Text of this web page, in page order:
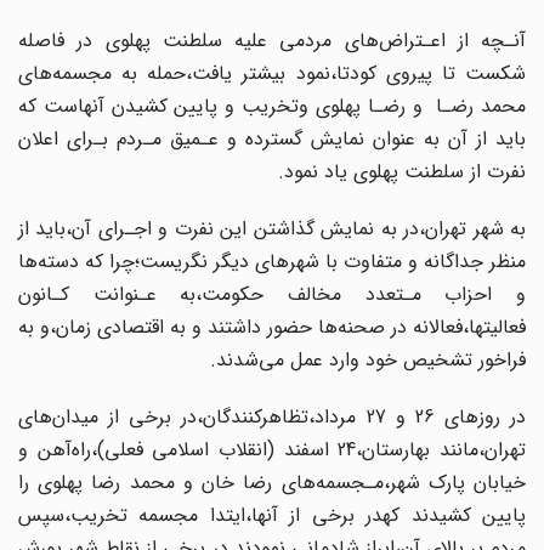
آنـچه از اعـتراض‌های مردمی علیه سلطنت پهلوی در فاصله
شکست تا پیروی کودتا،نمود بیشتر یافت،حمله به مجسمه‌های
محمد رضـا‌ ‌ ‌و رضـا‌ پهلوی‌ وتخریب و پایین کشیدن آنهاست‌ که
باید از آن‌ به‌ عنوان نمایش گسترده و عـمیق مـردم بـرای اعلان
نفرت از سلطنت پهلوی یاد نمود.
به شهر تهران،در به نمایش‌ گذاشتن‌ این‌ نفرت و اجـرای آن،باید از
منظر جداگانه و متفاوت‌ با شهرهای‌ دیگر نگریست؛چرا که دسته‌ها
و احزاب مـتعدد مخالف حکومت،به عـنوانت کـانون‌
فعالیتها،فعالانه در صحنه‌ها حضور داشتند‌ و به‌ اقتصادی‌ زمان،و به
فراخور تشخیص خود وارد عمل می‌شدند.
در روزهای 26‌ و 27‌ مرداد،تظاهرکنندگان،در برخی از میدان‌های
تهران،مانند بهارستان،24 اسفند (انقلاب اسلامی فعلی)،راه‌آهن و
خیابان‌ پارک‌ شهر‌،مـجسمه‌های‌ رضا خان و محمد رضا پهلوی را
پایین کشیدند کهدر برخی از‌ آنها‌،ایتدا‌ مجسمه تخریب،سپس‌